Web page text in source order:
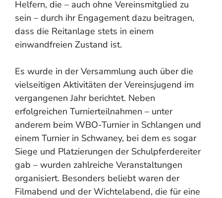
Helfern, die – auch ohne Vereinsmitglied zu
sein – durch ihr Engagement dazu beitragen,
dass die Reitanlage stets in einem
einwandfreien Zustand ist.
Es wurde in der Versammlung auch über die
vielseitigen Aktivitäten der Vereinsjugend im
vergangenen Jahr berichtet. Neben
erfolgreichen Turnierteilnahmen – unter
anderem beim WBO-Turnier in Schlangen und
einem Turnier in Schwaney, bei dem es sogar
Siege und Platzierungen der Schulpferdereiter
gab – wurden zahlreiche Veranstaltungen
organisiert. Besonders beliebt waren der
Filmabend und der Wichtelabend, die für eine